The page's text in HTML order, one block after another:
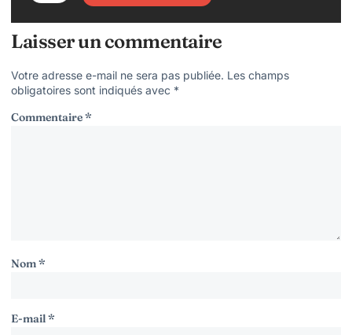
Laisser un commentaire
Votre adresse e-mail ne sera pas publiée. Les champs
obligatoires sont indiqués avec *
Commentaire*
Nom*
E-mail*